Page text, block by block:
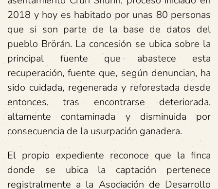
2018 y hoy es habitado por unas 80 personas
que si son parte de la base de datos del
pueblo Brörán. La concesión se ubica sobre la
principal fuente que abastece esta
recuperación, fuente que, según denuncian, ha
sido cuidada, regenerada y reforestada desde
entonces, tras encontrarse deteriorada,
altamente contaminada y disminuida por
consecuencia de la usurpación ganadera.
El propio expediente reconoce que la finca
donde se ubica la captación pertenece
registralmente a la Asociación de Desarrollo